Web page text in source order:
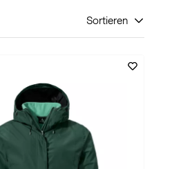
Sortieren